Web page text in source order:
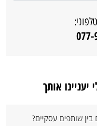
אותך
בין שותפים עסקיים?